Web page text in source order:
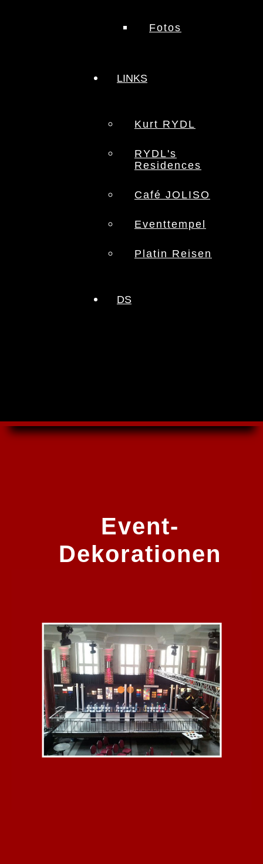
Fotos
LINKS
Kurt RYDL
RYDL's
Residences
Café JOLISO
Eventtempel
Platin Reisen
DS
Event-
Dekorationen